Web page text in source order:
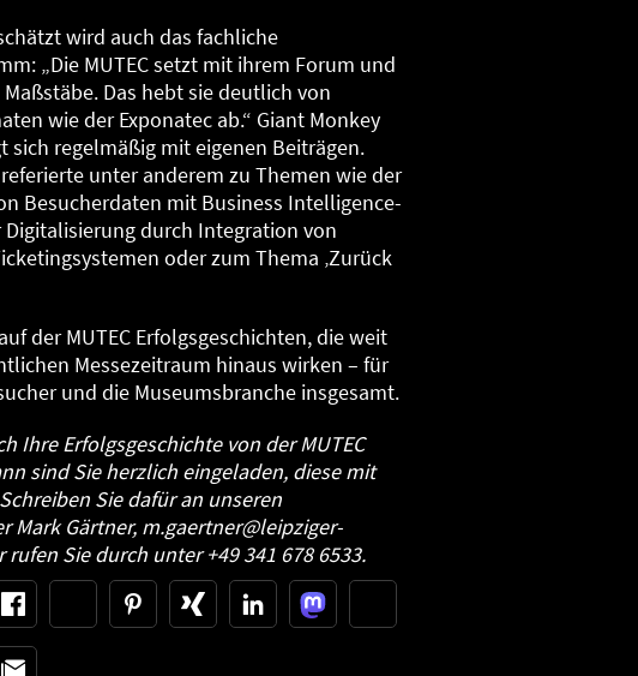
wird auch das fachliche
„Die MUTEC setzt mit ihrem Forum und
Das hebt sie deutlich von
wie der Exponatec ab.“ Giant Monkey
sich regelmäßig mit eigenen Beiträgen.
unter anderem zu Themen wie der
Besucherdaten mit Business Intelligence-
Digitalisierung durch Integration von
oder zum Thema ‚Zurück
der MUTEC Erfolgsgeschichten, die weit
Messezeitraum hinaus wirken – für
und die Museumsbranche insgesamt.
Ihre Erfolgsgeschichte von der MUTEC
sind Sie herzlich eingeladen, diese mit
Sie dafür an unseren
Mark Gärtner, m.gaertner@leipziger-
rufen Sie durch unter +49 341 678 6533.